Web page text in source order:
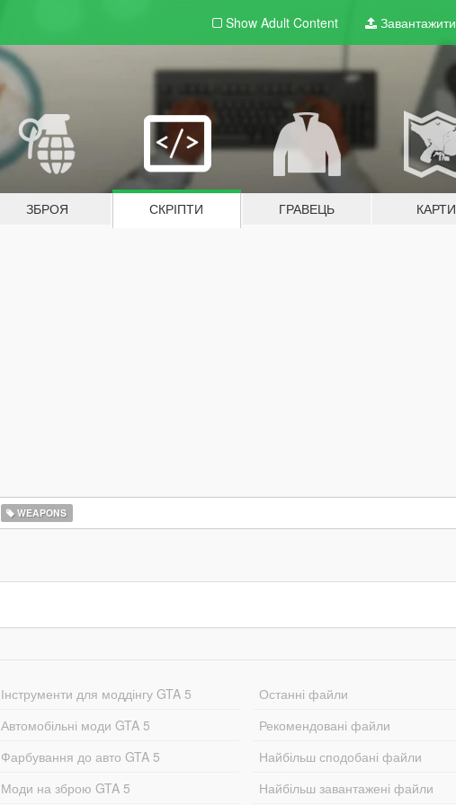
Show Adult Content Завантажити
ЗБРОЯ СКРІПТИ ГРАВЕЦЬ КАРТИ
WEAPONS
Інструменти для моддінгу GTA 5
Автомобільні моди GTA 5
Фарбування до авто GTA 5
Моди на зброю GTA 5
Останні файли
Рекомендовані файли
Найбільш сподобані файли
Найбільш завантажені файли